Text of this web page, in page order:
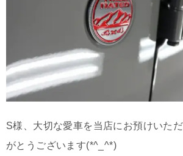
S様、大切な愛車を当店にお預けいた
がとうございます(*^_^*)